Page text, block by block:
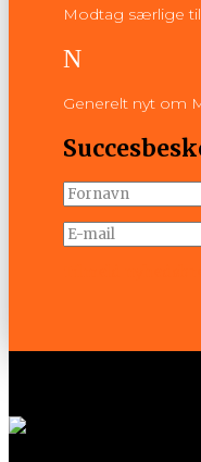
Modtag særlige
N
Generelt nyt om